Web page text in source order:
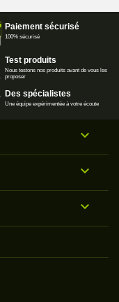
Paiement sécurisé
100% sécurisé
Test produits
Nous testons nos produits avant de vous les
proposer
Des spécialistes
Une équipe expérimentée à votre écoute


